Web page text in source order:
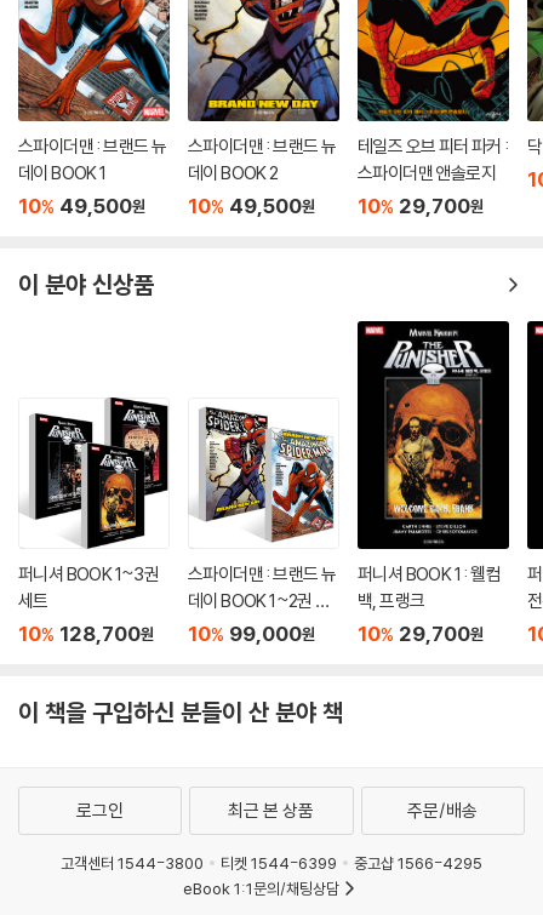
스파이더맨 : 브랜드 뉴
데이 BOOK 1
10% 49,500원
스파이더맨 : 브랜드 뉴
데이 BOOK 2
10% 49,500원
테일즈 오브 피터 파커 :
스파이더맨 앤솔로지
10% 29,700원
이 분야 신상품
퍼니셔 BOOK 1~3권
세트
10% 128,700원
스파이더맨 : 브랜드 뉴
데이 BOOK 1~2권 세
트
10% 99,000원
퍼니셔 BOOK 1 : 웰컴
백, 프랭크
10% 29,700원
이 책을 구입하신 분들이 산 분야 책
로그인 최근 본 상품 주문/배송
고객센터 1544-3800 티켓 1544-6399
중고샵 1566-4295
eBook 1:1문의/채팅상담